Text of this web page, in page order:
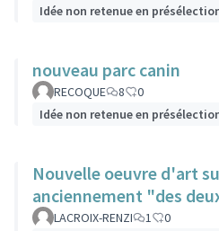
Idée non retenue en
nouveau parc canin
RECOQUE 8
0
Idée non retenue en
Nouvelle oeuvre d'art
anciennement "des
LACROIX-RENZI 1
0